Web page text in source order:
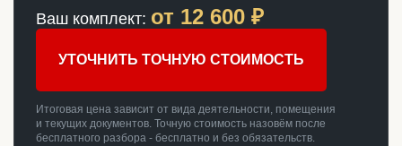
Ваш комплект: от 12 600 ₽
УТОЧНИТЬ ТОЧНУЮ СТОИМОСТЬ
Итоговая цена зависит от вида деятельности, помещения
и текущих документов. Точную стоимость назовём после
бесплатного разбора - бесплатно и без обязательств.